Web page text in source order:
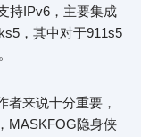
持IPv6，主要集成
，其中对于911s5
者来说十分重要，
MASKFOG隐身侠